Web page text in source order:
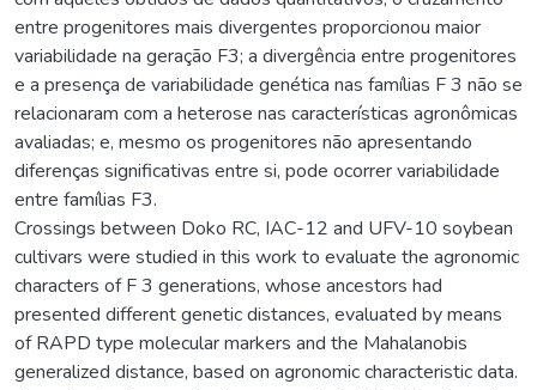
entre progenitores mais divergentes proporcionou maior
variabilidade na geração F3; a divergência entre progenitores
e a presença de variabilidade genética nas famílias F 3 não se
relacionaram com a heterose nas características agronômicas
avaliadas; e, mesmo os progenitores não apresentando
diferenças significativas entre si, pode ocorrer variabilidade
entre famílias F3.
Crossings between Doko RC, IAC-12 and UFV-10 soybean
cultivars were studied in this work to evaluate the agronomic
characters of F 3 generations, whose ancestors had
presented different genetic distances, evaluated by means
of RAPD type molecular markers and the Mahalanobis
generalized distance, based on agronomic characteristic data.